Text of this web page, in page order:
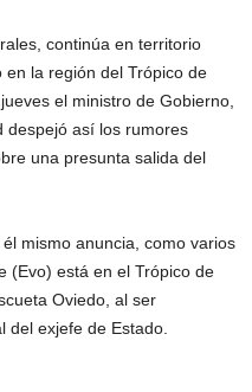
continúa en territorio
la región del Trópico de
el ministro de Gobierno,
despejó así los rumores
una presunta salida del
mismo anuncia, como varios
(Evo) está en el Trópico de
Oviedo, al ser
del exjefe de Estado.